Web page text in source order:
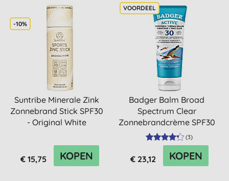
-10%
Suntribe Minerale Zink
Zonnebrand Stick SPF30
- Original White
€ 15,75 KOPEN
Badger Balm Broad
Spectrum Clear
Zonnebrandcrème SPF30
(3)
€ 23,12 KOPEN